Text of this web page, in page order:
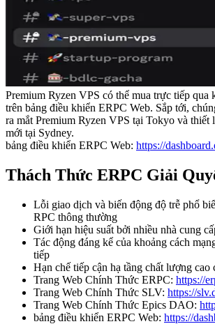
Premium Ryzen VPS có thể mua trực tiếp qua
trên bảng điều khiển ERPC Web. Sắp tới,
ra mắt Premium Ryzen VPS tại Tokyo và thiết
mới tại Sydney.
bảng điều khiển ERPC Web: https://
Thách Thức ERPC Giải
Lỗi giao dịch và biến động độ trễ phổ
RPC thông thường
Giới hạn hiệu suất bởi nhiều nhà cung
Tác động đáng kể của khoảng cách
tiếp
Hạn chế tiếp cận hạ tầng chất lượng cao
Trang Web Chính Thức ERPC: https://
Trang Web Chính Thức SLV: https://
Trang Web Chính Thức Epics DAO:
bảng điều khiển ERPC Web: https://